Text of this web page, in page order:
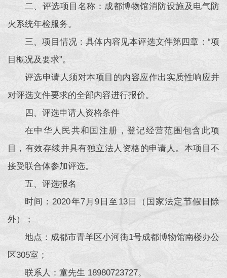
二、评选项目名称：成都博物馆消防设施及电气防
火系统年检服务。
三、项目情况：具体内容见本评选文件第四章：“项
目概况及要求”。
评选申请人须对本项目的内容应作出实质性响应并
对评选文件要求的全部内容进行报价。
四、评选申请人资格条件
在中华人民共和国注册，登记经营范围包含此项
目，有效存续并具有独立法人资格的申请人。本项目不
接受联合体参加评选。
五、评选报名
时间：2020年7月9日至13日（国家法定节假日除
外）；
地点：成都市青羊区小河街1号成都博物馆南楼办公
区305室；
联系人：童先生 18980723727。